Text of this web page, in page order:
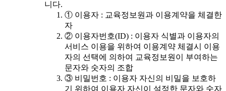
니다.
① 이용자 : 교육정보원과 이용계약을 체결한
자
② 이용자번호(ID) : 이용자 식별과 이용자의
서비스 이용을 위하여 이용계약 체결시 이용
자의 선택에 의하여 교육정보원이 부여하는
문자와 숫자의 조합
③ 비밀번호 : 이용자 자신의 비밀을 보호하
기 위하여 이용자 자신이 설정한 문자와 숫자